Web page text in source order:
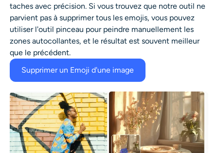
taches avec précision. Si vous trouvez que notre outil ne
parvient pas à supprimer tous les emojis, vous pouvez
utiliser l'outil pinceau pour peindre manuellement les
zones autocollantes, et le résultat est souvent meilleur
que le précédent.
Supprimer un Emoji d'une image